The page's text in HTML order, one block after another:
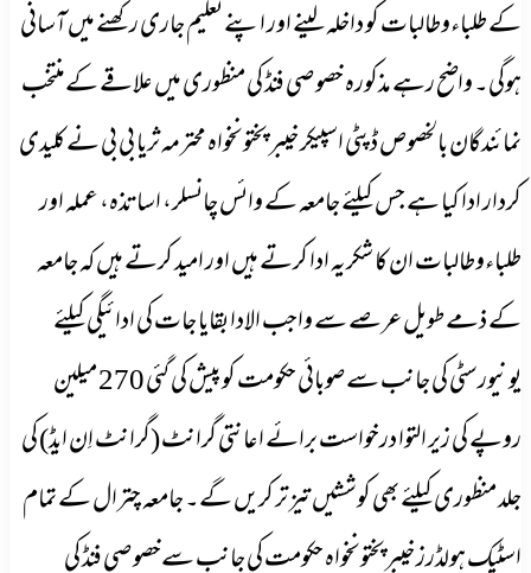
کے طلباءوطالبات کو داخلہ لینے اور اپنے تعلیم جاری رکھنے میں آسانی
ہوگی۔ واضح رہے مذکورہ خصوصی فنڈ کی منظوری میں علاقے کےمنتخب
نمائندگان بالخصوص ڈپٹی اسپیکر خیبر پختونخواہ محترمہ ثریا بی بی نے کلیدی
کردار ادا کیا ہے جس کیلئے جامعہ کے وائس چانسلر، اساتذہ، عملہ اور
طلباءوطالبات ان کا شکریہ ادا کرتے ہیں اور امید کرتے ہیں کہ جامعہ
کے ذمے طویل عرصے سے واجب الادا بقایا جات کی ادائیگی کیلئے
یونیورسٹی کی جانب سے صوبائی حکومت کو پیش کی گئی 270 میلین
روپے کی زیر التوا درخواست برائے اعانتی گرانٹ (گرانٹ اِن ایڈ) کی
جلد منظوری کیلئے بھی کوششیں تیز تر کریں گے۔ جامعہ چترال کے تمام
اسٹیک ہولڈرز خیبرپختونخواہ حکومت کی جانب سےخصوصی فنڈ کی